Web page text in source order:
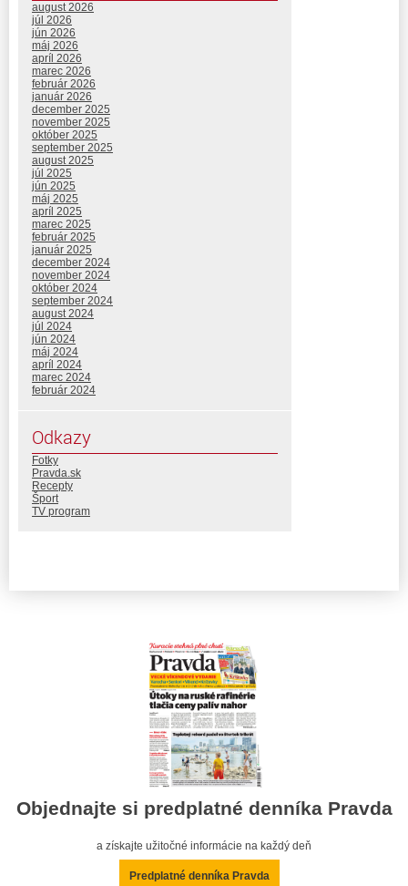
august 2026
júl 2026
jún 2026
máj 2026
apríl 2026
marec 2026
február 2026
január 2026
december 2025
november 2025
október 2025
september 2025
august 2025
júl 2025
jún 2025
máj 2025
apríl 2025
marec 2025
február 2025
január 2025
december 2024
november 2024
október 2024
september 2024
august 2024
júl 2024
jún 2024
máj 2024
apríl 2024
marec 2024
február 2024
Odkazy
Fotky
Pravda.sk
Recepty
Šport
TV program
Objednajte si predplatné denníka Pravda
a získajte užitočné informácie na každý deň
Predplatné denníka Pravda